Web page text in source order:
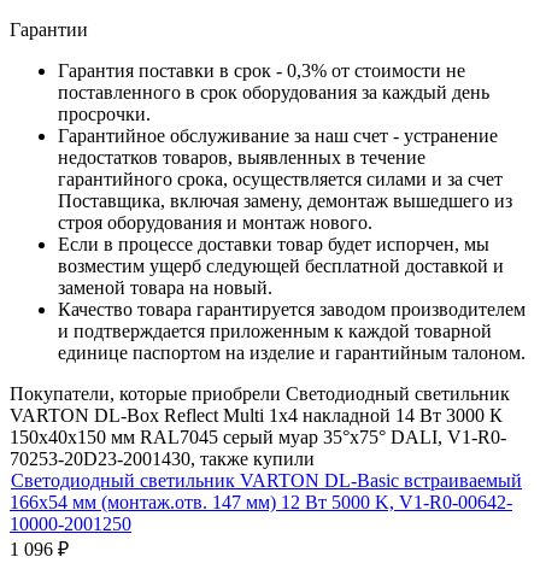
Гарантии
Гарантия поставки в срок - 0,3% от стоимости не
поставленного в срок оборудования за каждый день
просрочки.
Гарантийное обслуживание за наш счет - устранение
недостатков товаров, выявленных в течение
гарантийного срока, осуществляется силами и за счет
Поставщика, включая замену, демонтаж вышедшего из
строя оборудования и монтаж нового.
Если в процессе доставки товар будет испорчен, мы
возместим ущерб следующей бесплатной доставкой и
заменой товара на новый.
Качество товара гарантируется заводом производителем
и подтверждается приложенным к каждой товарной
единице паспортом на изделие и гарантийным талоном.
Покупатели, которые приобрели Светодиодный светильник
VARTON DL-Box Reflect Multi 1x4 накладной 14 Вт 3000 К
150х40х150 мм RAL7045 серый муар 35°x75° DALI, V1-R0-
70253-20D23-2001430, также купили
Светодиодный светильник VARTON DL-Basic встраиваемый
166х54 мм (монтаж.отв. 147 мм) 12 Вт 5000 K, V1-R0-00642-
10000-2001250
1 096 ₽